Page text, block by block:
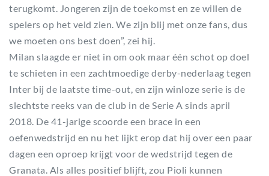
terugkomt. Jongeren zijn de toekomst en ze willen de
spelers op het veld zien. We zijn blij met onze fans, dus
we moeten ons best doen”, zei hij.
Milan slaagde er niet in om ook maar één schot op doel
te schieten in een zachtmoedige derby-nederlaag tegen
Inter bij de laatste time-out, en zijn winloze serie is de
slechtste reeks van de club in de Serie A sinds april
2018. De 41-jarige scoorde een brace in een
oefenwedstrijd en nu het lijkt erop dat hij over een paar
dagen een oproep krijgt voor de wedstrijd tegen de
Granata. Als alles positief blijft, zou Pioli kunnen